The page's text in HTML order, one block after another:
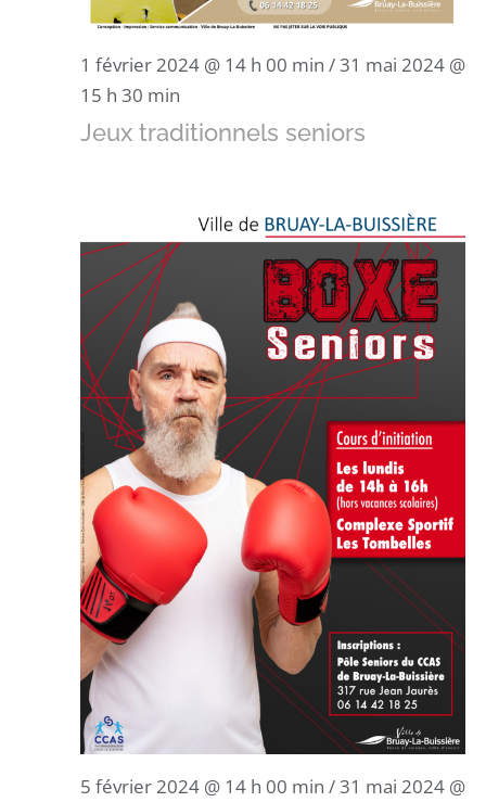
1 février 2024 @ 14 h 00 min /31 mai 2024 @
15 h 30 min
Jeux traditionnels seniors
5 février 2024 @ 14 h 00 min /31 mai 2024 @